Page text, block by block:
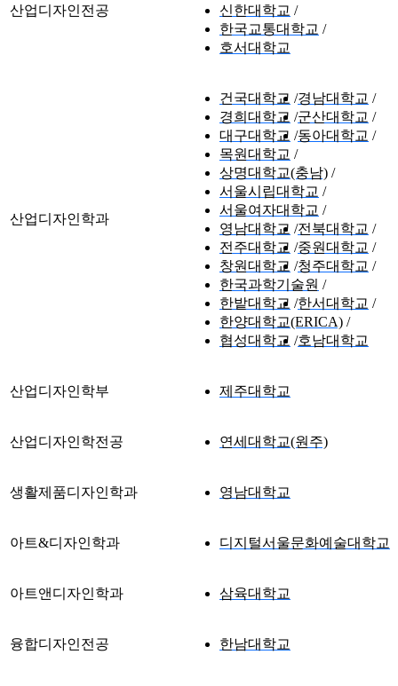
산업디자인전공
신한대학교
한국교통대학교
호서대학교
산업디자인학과
건국대학교 경남대학교
경희대학교 군산대학교
대구대학교 동아대학교
목원대학교
상명대학교(충남)
서울시립대학교
서울여자대학교
영남대학교 전북대학교
전주대학교 중원대학교
창원대학교 청주대학교
한국과학기술원
한밭대학교 한서대학교
한양대학교(ERICA)
협성대학교 호남대학교
산업디자인학부 제주대학교
산업디자인학전공 연세대학교(원주)
생활제품디자인학과 영남대학교
아트&디자인학과 디지털서울문화예술대학교
아트앤디자인학과 삼육대학교
융합디자인전공 한남대학교